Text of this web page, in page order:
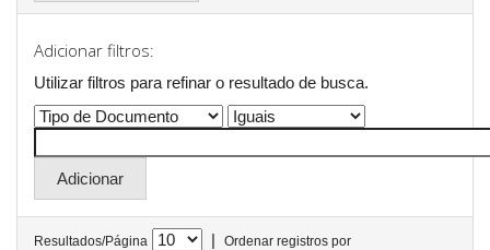
Adicionar filtros:
Utilizar filtros para refinar o resultado de busca.
Resultados/Página |
Ordenar registros por